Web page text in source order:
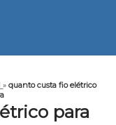
»quanto custa fio elétrico
para